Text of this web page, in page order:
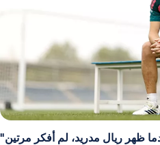
ظهر ريال مدريد، لم أفكر مرتين"